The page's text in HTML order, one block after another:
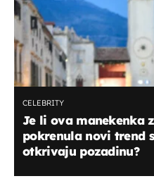
CELEBRITY
Je li ova manekenka
pokrenula novi trend
otkrivaju pozadinu?